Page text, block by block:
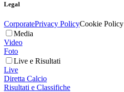
Legal
CorporatePrivacy PolicyCookie Policy
Media
Video
Foto
Live e Risultati
Live
Diretta Calcio
Risultati e Classifiche